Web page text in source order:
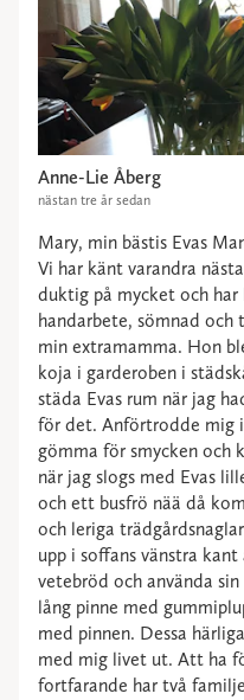
Anne-Lie Åberg
nästan tre år sedan
Mary, min bästis Evas
Vi har känt varandra
duktig på mycket och
handarbete, sömnad och
min extramamma. Hon
koja i garderoben i
städa Evas rum när jag
för det. Anförtrodde mig
gömma för smycken och
när jag slogs med Evas
och ett busfrö nää då
och leriga
upp i soffans vänstra
vetebröd och använda
lång pinne med
med pinnen. Dessa
med mig livet ut. Att ha
fortfarande har två